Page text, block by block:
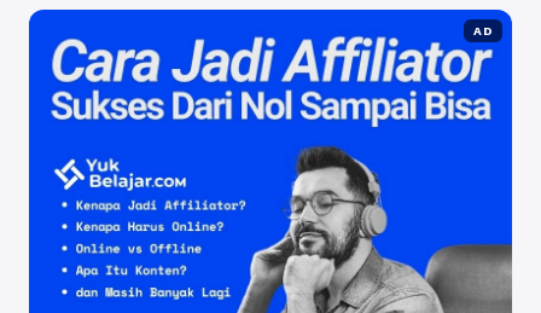
AD